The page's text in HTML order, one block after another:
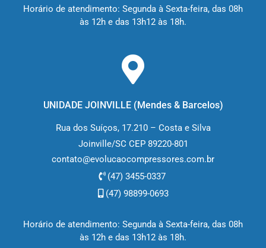
Horário de atendimento: Segunda à Sexta-feira, das 08h
às 12h e das 13h12 às 18h.
UNIDADE JOINVILLE (Mendes & Barcelos)
Rua dos Suíços, 17.210 – Costa e Silva
Joinville/SC CEP 89220-801
contato@evolucaocompressores.com.br
(47) 3455-0337
(47) 98899-0693
Horário de atendimento: Segunda à Sexta-feira, das 08h
às 12h e das 13h12 às 18h.